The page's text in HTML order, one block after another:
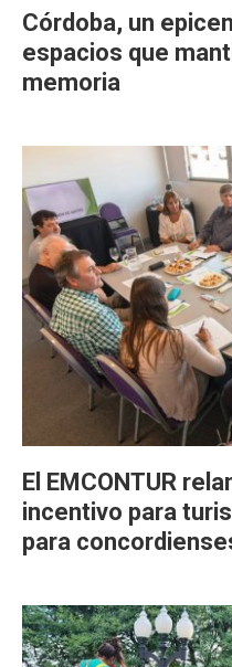
Córdoba, un
espacios que
memoria
El EMCONTUR
incentivo para
para